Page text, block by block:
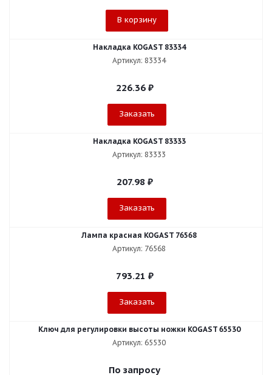
В корзину
Накладка KOGAST 83334
Артикул: 83334
226.36₽
Заказать
Накладка KOGAST 83333
Артикул: 83333
207.98₽
Заказать
Лампа красная KOGAST 76568
Артикул: 76568
793.21 ₽
Заказать
Ключ для регулировки высоты ножки KOGAST 65530
Артикул: 65530
По запросу